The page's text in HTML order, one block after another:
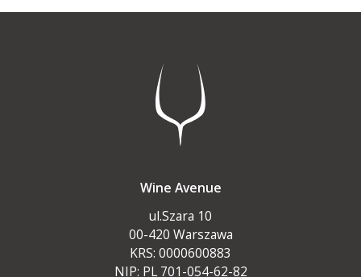
Wine Avenue
ul.Szara 10
00-420 Warszawa
KRS: 0000600883
NIP: PL 701-054-62-82